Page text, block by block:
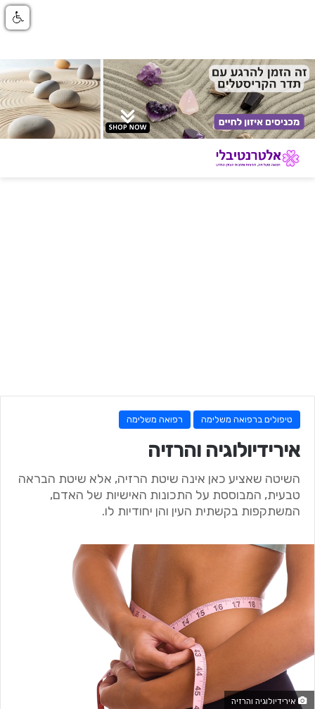
טיפולים ברפואה משלימה רפואה משלימה
אירידיולוגיה והרזיה
השיטה שאציע כאן אינה שיטת הרזיה, אלא שיטת הבראה
טבעית, המבוססת על התכונות האישיות של האדם,
המשתקפות בקשתית העין והן יחודיות לו.
אירידיולוגיה והרזיה